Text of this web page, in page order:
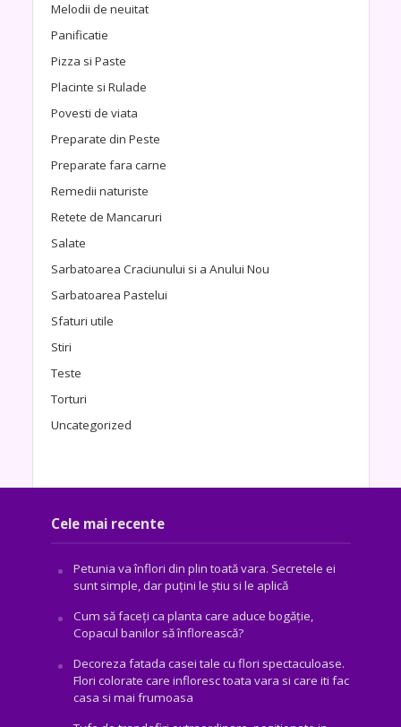
Melodii de neuitat
Panificatie
Pizza si Paste
Placinte si Rulade
Povesti de viata
Preparate din Peste
Preparate fara carne
Remedii naturiste
Retete de Mancaruri
Salate
Sarbatoarea Craciunului si a Anului Nou
Sarbatoarea Pastelui
Sfaturi utile
Stiri
Teste
Torturi
Uncategorized
Cele mai recente
Petunia va înflori din plin toată vara. Secretele ei
sunt simple, dar puțini le știu si le aplică
Cum să faceți ca planta care aduce bogăţie,
Copacul banilor să înflorească?
Decoreza fatada casei tale cu flori spectaculoase.
Flori colorate care infloresc toata vara si care iti fac
casa si mai frumoasa